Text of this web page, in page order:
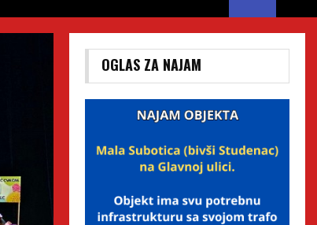
OGLAS ZA NAJAM